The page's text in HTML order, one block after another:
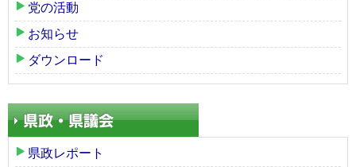
党の活動
お知らせ
ダウンロード
県政レポート